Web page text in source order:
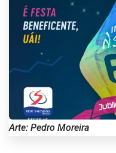
Arte: Pedro Moreira